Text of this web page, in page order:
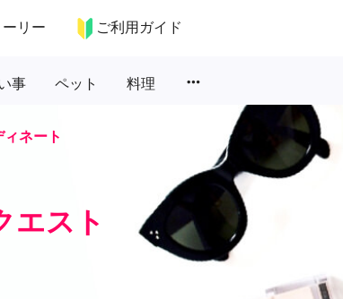
ーリー ご利用ガイド
事 ペット 料理 more_horiz
ネート
エスト